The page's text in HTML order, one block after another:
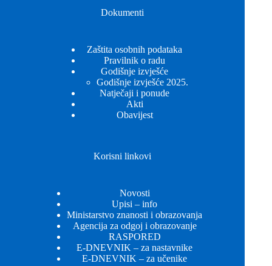
Dokumenti
Zaštita osobnih podataka
Pravilnik o radu
Godišnje izvješće
Godišnje izvješće 2025.
Natječaji i ponude
Akti
Obavijest
Korisni linkovi
Novosti
Upisi – info
Ministarstvo znanosti i obrazovanja
Agencija za odgoj i obrazovanje
RASPORED
E-DNEVNIK – za nastavnike
E-DNEVNIK – za učenike